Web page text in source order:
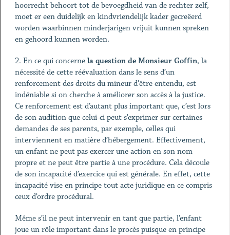
hoorrecht behoort tot de bevoegdheid van de rechter zelf,
moet er een duidelijk en kindvriendelijk kader gecreëerd
worden waarbinnen minderjarigen vrijuit kunnen spreken
en gehoord kunnen worden.
2. En ce qui concerne la questionde Monsieur Goffin, la
nécessité de cette réévaluation dans le sens d’un
renforcement des droits du mineur d'être entendu, est
indéniable si on cherche à améliorer son accès à la justice.
Ce renforcement est d’autant plus important que, c’est lors
de son audition que celui-ci peut s’exprimer sur certaines
demandes de ses parents, par exemple, celles qui
interviennent en matière d’hébergement. Effectivement,
un enfant ne peut pas exercer une action en son nom
propre et ne peut être partie à une procédure. Cela découle
de son incapacité d’exercice qui est générale. En effet, cette
incapacité vise en principe tout acte juridique en ce compris
ceux d’ordre procédural.
Même s’il ne peut intervenir en tant que partie, l’enfant
joue un rôle important dans le procès puisque en principe